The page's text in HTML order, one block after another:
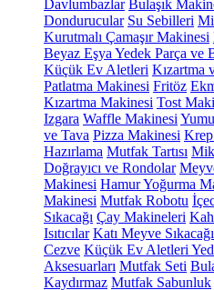
Davlumbazlar Bulaşık
Dondurucular Su Sebilleri
Kurutmalı Çamaşır Makinesi
Beyaz Eşya Yedek Parça ve
Küçük Ev Aletleri Kızartma
Patlatma Makinesi Fritöz
Kızartma Makinesi Tost
Izgara Waffle Makinesi
ve Tava Pizza Makinesi
Hazırlama Mutfak Tartısı
Doğrayıcı ve Rondolar
Makinesi Hamur Yoğurma
Makinesi Mutfak Robotu
Sıkacağı Çay Makineleri
Isıtıcılar Katı Meyve Sıkacağı
Cezve Küçük Ev Aletleri
Aksesuarları Mutfak Seti
Kaydırmaz Mutfak Sabunluk